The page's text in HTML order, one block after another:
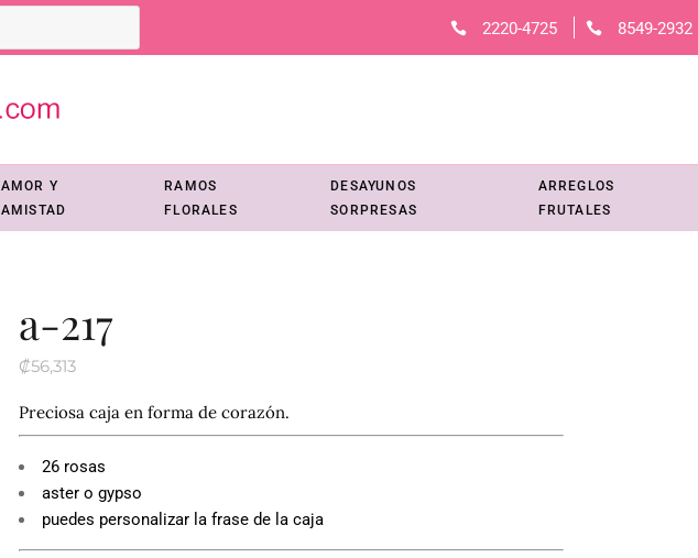
2220-4725 8549-2932
AMOR Y
AMISTAD
RAMOS
FLORALES
DESAYUNOS
SORPRESAS
ARREGLOS
FRUTALES
a-217
₡56,313
Preciosa caja en forma de corazón.
26 rosas
aster o gypso
puedes personalizar la frase de la caja